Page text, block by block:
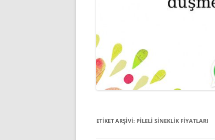
ETIKET ARŞIVI: PILELI SINEKLIK FIYATLARI